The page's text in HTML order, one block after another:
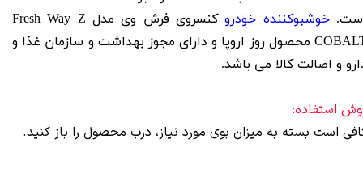
خوشبوکننده خودرو
کنسروی فرش وی مدل Fresh Way Z
COBALT محصول روز اروپا و دارای مجوز بهداشت و سازمان غذا و
و اصالت کالا می باشد.
استفاده:
است بسته به میزان بوی مورد نیاز، درب محصول را باز کنید.